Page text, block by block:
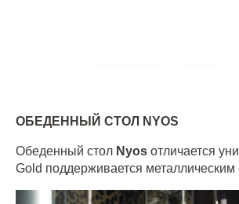
ОБЕДЕННЫЙ СТОЛ NYOS
Обеденный стол Nyos отличается
Gold поддерживается